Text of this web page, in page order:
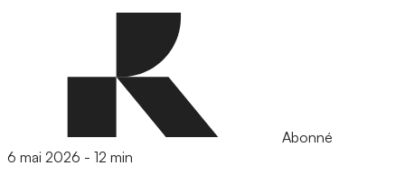
Abonné
6 mai 2026 - 12 min